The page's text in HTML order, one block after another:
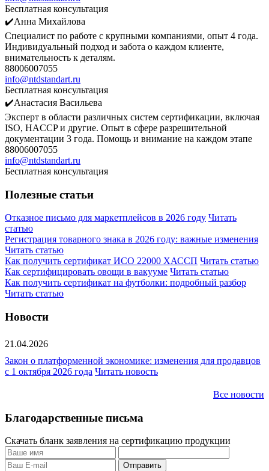
Бесплатная консультация
✔️Анна Михайлова
Специалист по работе с крупными компаниями, опыт 4 года.
Индивидуальный подход и забота о каждом клиенте,
внимательность к деталям.
88006007055
info@ntdstandart.ru
Бесплатная консультация
✔️Анастасия Васильева
Эксперт в области различных систем сертификации, включая
ISO, HACCP и другие. Опыт в сфере разрешительной
документации 3 года. Помощь и внимание на каждом этапе
88006007055
info@ntdstandart.ru
Бесплатная консультация
Полезные статьи
Отказное письмо для маркетплейсов в 2026 году Читать
статью
Регистрация товарного знака в 2026 году: важные изменения
Читать статью
Как получить сертификат ИСО 22000 ХАССП Читать статью
Как сертифицировать овощи в вакууме Читать статью
Как получить сертификат на футболки: подробный разбор
Читать статью
Новости
21.04.2026
Закон о платформенной экономике: изменения для продавцов
с 1 октября 2026 года Читать новость
Все новости
Благодарственные письма
Скачать бланк заявления на сертификацию продукции